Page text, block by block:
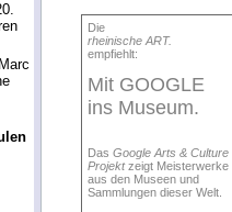
Die
rheinische ART.
empfiehlt:
Mit GOOGLE
ins Museum.
Das Google Arts & Culture
Projektzeigt Meisterwerke
aus den Museen und
Sammlungen dieser Welt.
Marc